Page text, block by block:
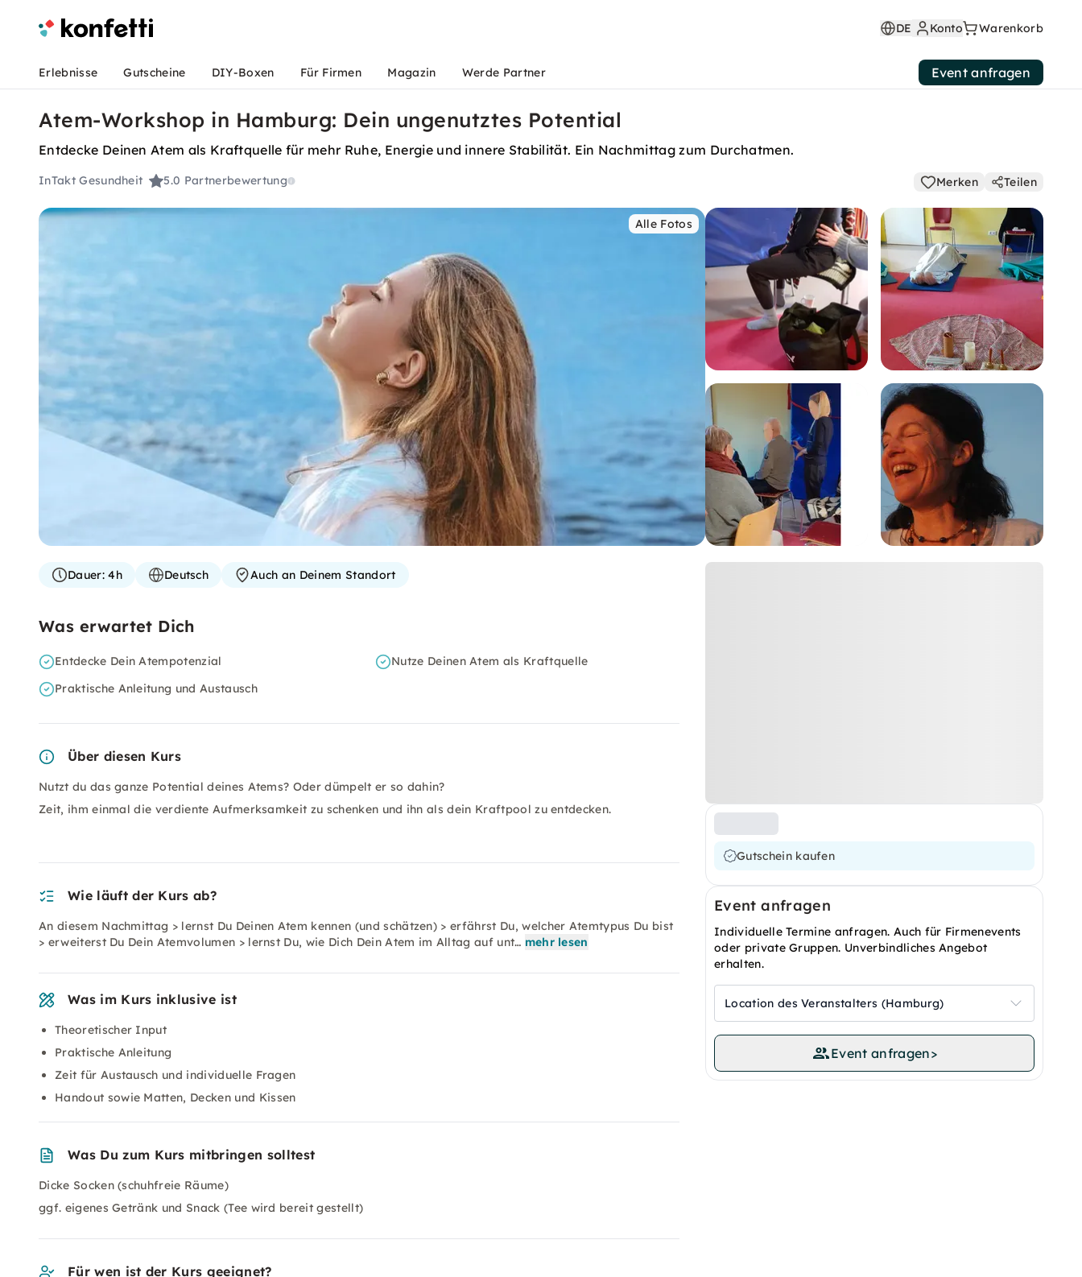
DE Konto Warenkorb
Erlebnisse Gutscheine DIY-Boxen Für Firmen Magazin Werde Partner Event anfragen
Atem-Workshop in Hamburg: Dein ungenutztes Potential
Entdecke Deinen Atem als Kraftquelle für mehr Ruhe, Energie und innere Stabilität. Ein Nachmittag zum Durchatmen.
InTakt Gesundheit 5.0 Partnerbewertung Merken Teilen
Alle Fotos
Gutschein kaufen
Event anfragen
Individuelle Termine anfragen. Auch für Firmenevents
oder private Gruppen. Unverbindliches Angebot
erhalten.
Location des Veranstalters (Hamburg)
Event anfragen>
Dauer:4h Deutsch Auch an Deinem Standort
Was erwartet Dich
Entdecke Dein Atempotenzial
Nutze Deinen Atem als Kraftquelle
Praktische Anleitung und Austausch
Über diesen Kurs
Nutzt du das ganze Potential deines Atems? Oder dümpelt er so dahin?
Zeit, ihm einmal die verdiente Aufmerksamkeit zu schenken und ihn als dein Kraftpool zu entdecken.
Wie läuft der Kurs ab?
An diesem Nachmittag > lernst Du Deinen Atem kennen (und schätzen) > erfährst Du, welcher Atemtypus Du bist
> erweiterst Du Dein Atemvolumen > lernst Du, wie Dich Dein Atem im Alltag auf unt… mehr lesen
Was im Kurs inklusive ist
Theoretischer Input
Praktische Anleitung
Zeit für Austausch und individuelle Fragen
Handout sowie Matten, Decken und Kissen
Was Du zum Kurs mitbringen solltest
Dicke Socken (schuhfreie Räume)
ggf. eigenes Getränk und Snack (Tee wird bereit gestellt)
Für wen ist der Kurs geeignet?